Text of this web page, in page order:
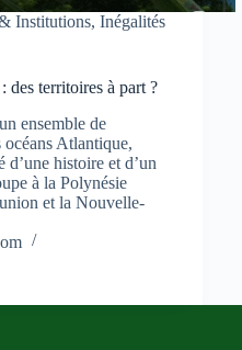
Institutions, Inégalités
territoires à part ?
ensemble de
océans Atlantique,
histoire et d’un
à la Polynésie
et la Nouvelle-